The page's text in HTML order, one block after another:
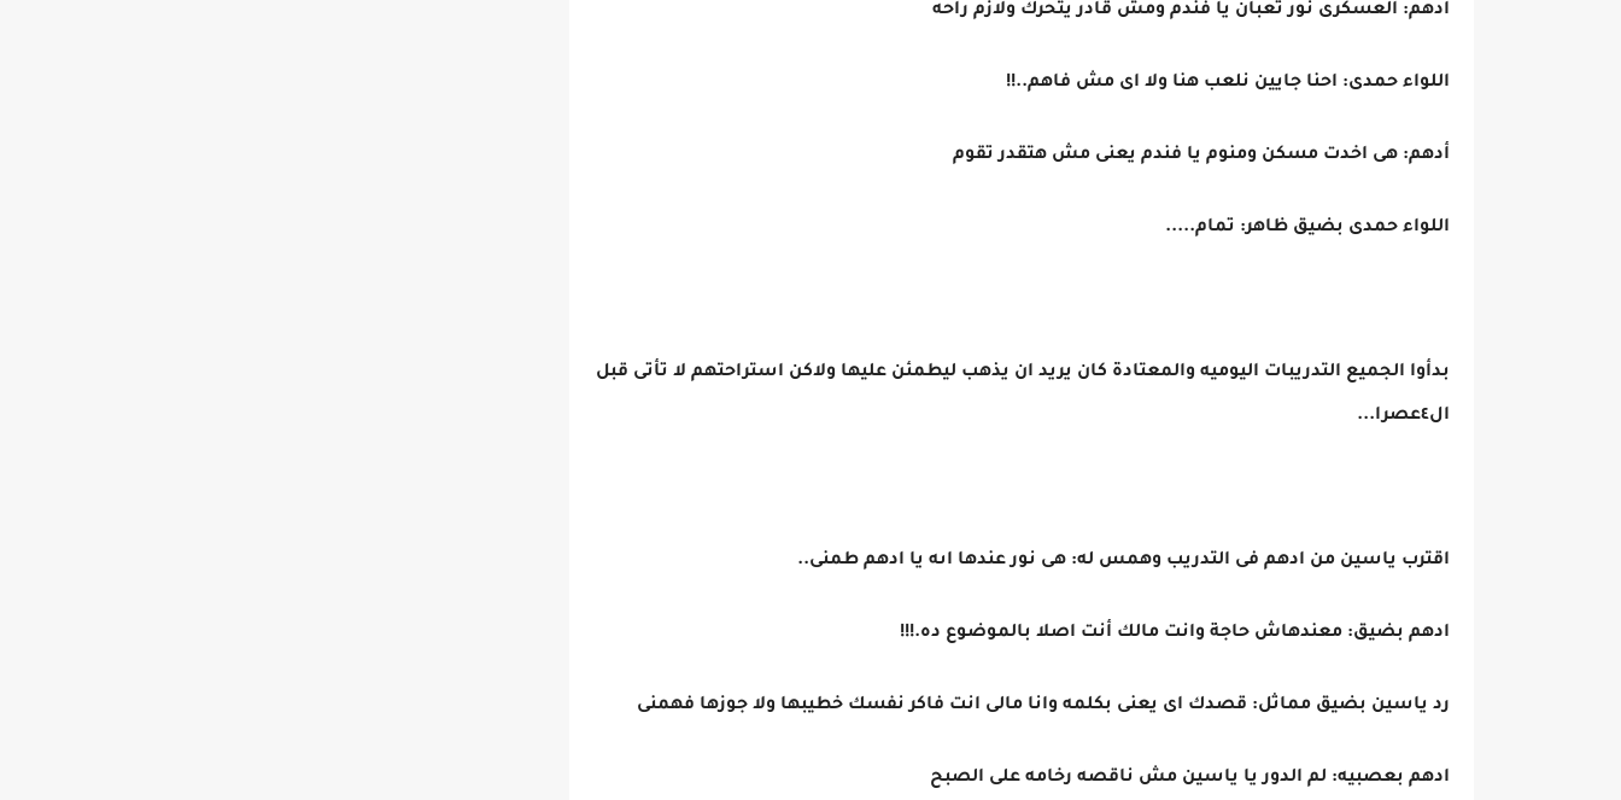
ادهم: العسكرى نور تعبان يا فندم ومش قادر يتحرك ولازم راحه
اللواء حمدى: احنا جايين نلعب هنا ولا اى مش فاهم..!!
أدهم: هى اخدت مسكن ومنوم يا فندم يعنى مش هتقدر تقوم
اللواء حمدى بضيق ظاهر: تمام.....
بدأوا الجميع التدريبات اليوميه والمعتادة كان يريد ان يذهب ليطمئن عليها ولاكن استراحتهم لا تأتى قبل
ال٤عصرا...
اقترب ياسين من ادهم فى التدريب وهمس له: هى نور عندها اىه يا ادهم طمنى..
ادهم بضيق: معندهاش حاجة وانت مالك أنت اصلا بالموضوع ده.!!!
رد ياسين بضيق مماثل: قصدك اى يعنى بكلمه وانا مالى انت فاكر نفسك خطيبها ولا جوزها فهمنى
ادهم بعصبيه: لم الدور يا ياسين مش ناقصه رخامه على الصبح